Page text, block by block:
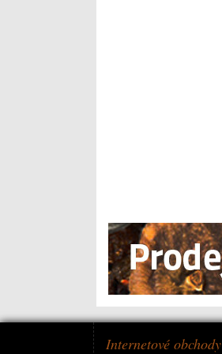
Internetové obchody